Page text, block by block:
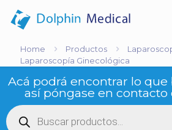
Home Productos
Laparoscopía Ginecológica
Acá podrá encontrar lo que
así póngase en contacto
Búsqueda
de